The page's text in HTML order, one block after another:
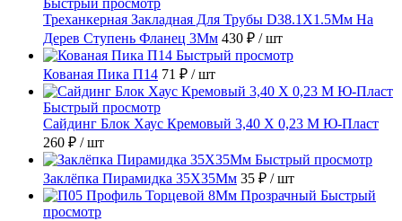
Треханкерная Закладная Для Трубы D38.1Х1.5Мм На
Дерев Ступень Фланец 3Мм 430 ₽ / шт
Быстрый просмотр
Кованая Пика П14 71 ₽ / шт
Быстрый просмотр
Сайдинг Блок Хаус Кремовый 3,40 Х 0,23 М Ю-Пласт
260 ₽ / шт
Быстрый просмотр
Заклёпка Пирамидка 35X35Мм 35 ₽ / шт
Быстрый
просмотр